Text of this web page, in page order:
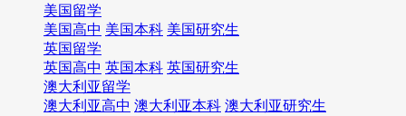
美国留学
美国高中 美国本科 美国研究生
英国留学
英国高中 英国本科 英国研究生
澳大利亚留学
澳大利亚高中 澳大利亚本科 澳大利亚研究生